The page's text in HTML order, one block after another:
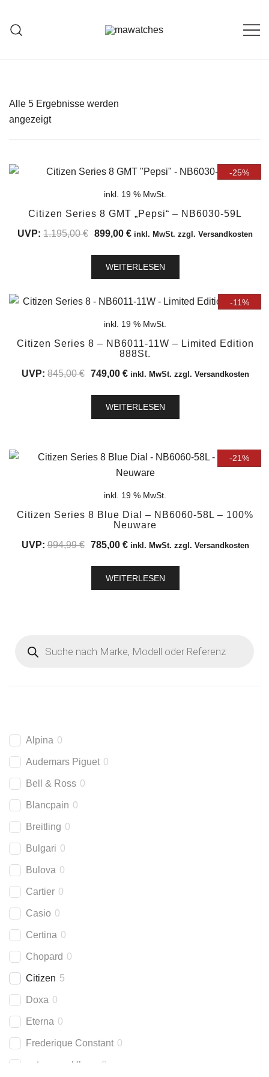
Inhalt
springen
Alle 5 Ergebnisse werden
angezeigtNach
-25%
inkl. 19 % MwSt.
Citizen Series 8 GMT „Pepsi“ – NB6030-59L
UVP: 1.195,00€ Ursprünglicher
war:
1.195,00 €
899,00 €Aktueller
ist:
899,00 €.
inkl. MwSt. zzgl. Versandkosten
WEITERLESEN
-11%
inkl. 19 % MwSt.
Citizen Series 8 – NB6011-11W – Limited Edition
888St.
UVP: 845,00€
Ursprünglicher
war:
845,00 €
749,00 €Aktueller
ist:
749,00 €.
inkl. MwSt. zzgl. Versandkosten
WEITERLESEN
-21%
inkl. 19 % MwSt.
Citizen Series 8 Blue Dial – NB6060-58L – 100%
Neuware
UVP: 994,99€
Ursprünglicher
war:
994,99 €
785,00 €Aktueller
ist:
785,00 €.
inkl. MwSt. zzgl. Versandkosten
WEITERLESEN
search
Alpina 0
Audemars Piguet 0
Bell & Ross 0
Blancpain 0
Breitling 0
Bulgari 0
Bulova 0
Cartier 0
Casio 0
Certina 0
Chopard 0
Citizen 5
Doxa 0
Eterna 0
Frederique Constant 0
getragene Uhren 0